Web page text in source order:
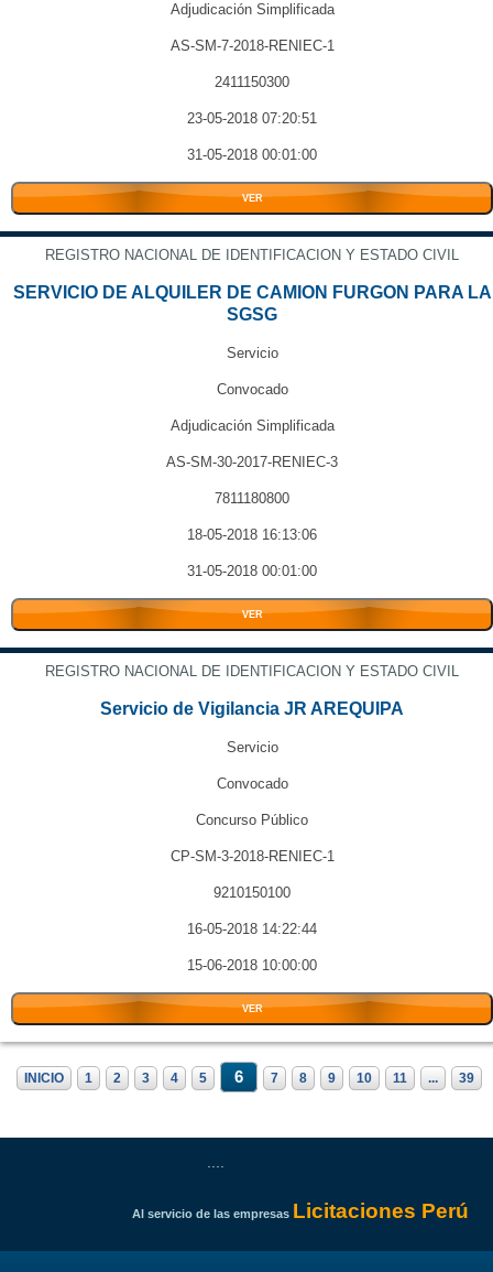
Adjudicación Simplificada
AS-SM-7-2018-RENIEC-1
2411150300
23-05-2018 07:20:51
31-05-2018 00:01:00
VER
REGISTRO NACIONAL DE IDENTIFICACION Y ESTADO CIVIL
SERVICIO DE ALQUILER DE CAMION FURGON PARA LA
SGSG
Servicio
Convocado
Adjudicación Simplificada
AS-SM-30-2017-RENIEC-3
7811180800
18-05-2018 16:13:06
31-05-2018 00:01:00
VER
REGISTRO NACIONAL DE IDENTIFICACION Y ESTADO CIVIL
Servicio de Vigilancia JR AREQUIPA
Servicio
Convocado
Concurso Público
CP-SM-3-2018-RENIEC-1
9210150100
16-05-2018 14:22:44
15-06-2018 10:00:00
VER
INICIO 1 2 3 4 5 6 7 8 9 10 11 ... 39
Al servicio de las empresas Licitaciones Perú